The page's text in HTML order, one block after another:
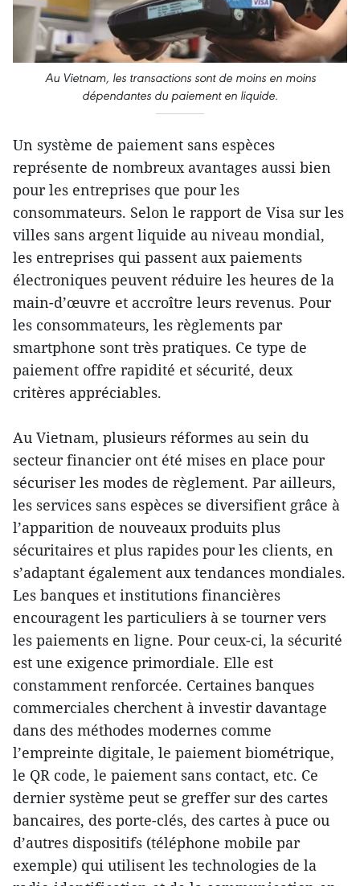
Au Vietnam, les transactions sont de moins en moins
dépendantes du paiement en liquide.
Un système de paiement sans espèces
représente de nombreux avantages aussi bien
pour les entreprises que pour les
consommateurs. Selon le rapport de Visa sur les
villes sans argent liquide au niveau mondial,
les entreprises qui passent aux paiements
électroniques peuvent réduire les heures de la
main-d’œuvre et accroître leurs revenus. Pour
les consommateurs, les règlements par
smartphone sont très pratiques. Ce type de
paiement offre rapidité et sécurité, deux
critères appréciables.
Au Vietnam, plusieurs réformes au sein du
secteur financier ont été mises en place pour
sécuriser les modes de règlement. Par ailleurs,
les services sans espèces se diversifient grâce à
l’apparition de nouveaux produits plus
sécuritaires et plus rapides pour les clients, en
s’adaptant également aux tendances mondiales.
Les banques et institutions financières
encouragent les particuliers à se tourner vers
les paiements en ligne. Pour ceux-ci, la sécurité
est une exigence primordiale. Elle est
constamment renforcée. Certaines banques
commerciales cherchent à investir davantage
dans des méthodes modernes comme
l’empreinte digitale, le paiement biométrique,
le QR code, le paiement sans contact, etc. Ce
dernier système peut se greffer sur des cartes
bancaires, des porte-clés, des cartes à puce ou
d’autres dispositifs (téléphone mobile par
exemple) qui utilisent les technologies de la